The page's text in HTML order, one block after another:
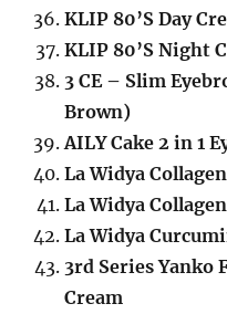
KLIP 80’S Day
KLIP 80’S Night
3 CE – Slim
Brown)
AILY Cake 2 in 1
La Widya
La Widya
La Widya
3rd Series Yanko
Cream